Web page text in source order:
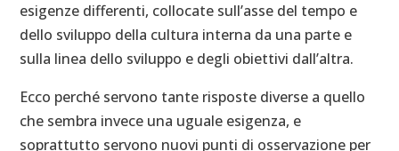
esigenze differenti, collocate sull’asse del tempo e
dello sviluppo della cultura interna da una parte e
sulla linea dello sviluppo e degli obiettivi dall’altra.
Ecco perché servono tante risposte diverse a quello
che sembra invece una uguale esigenza, e
soprattutto servono nuovi punti di osservazione per